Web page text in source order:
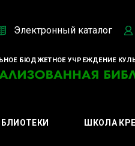
БЮДЖЕТНОЕ УЧРЕЖДЕНИЕ
Электронный каталог
ШКОЛА